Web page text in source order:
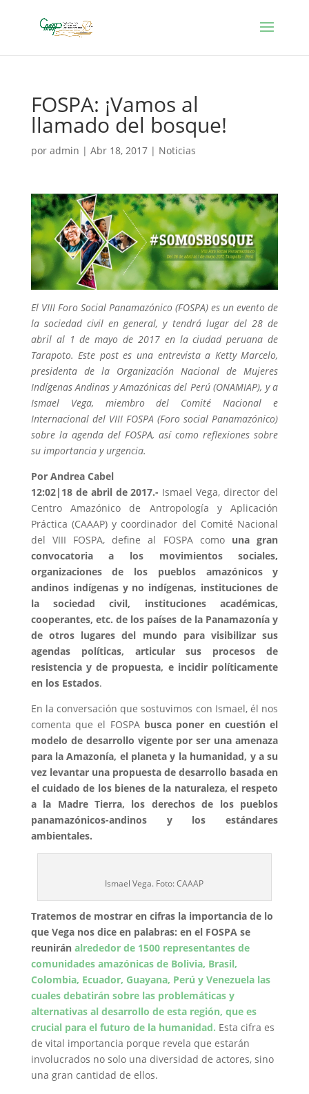
FOSPA: ¡Vamos al
llamado del bosque!
por admin | Abr 18, 2017| Noticias
El VIII Foro Social Panamazónico (FOSPA) es un evento de
la sociedad civil en general, y tendrá lugar del 28 de
abril al 1 de mayo de 2017 en la ciudad peruana de
Tarapoto. Este post es una entrevista a Ketty Marcelo,
presidenta de la Organización Nacional de Mujeres
Indígenas Andinas y Amazónicas del Perú (ONAMIAP), y a
Ismael Vega, miembro del Comité Nacional e
Internacional del VIII FOSPA (Foro social Panamazónico)
sobre la agenda del FOSPA, así como reflexiones sobre
su importancia y urgencia.
Por Andrea Cabel
12:02|18 de abril de 2017.- Ismael Vega, director del
Centro Amazónico de Antropología y Aplicación
Práctica (CAAAP) y coordinador del Comité Nacional
del VIII FOSPA, define al FOSPA comouna gran
convocatoria a los movimientos sociales,
organizaciones de los pueblos amazónicos y
andinos indígenas y no indígenas, instituciones de
la sociedad civil, instituciones académicas,
cooperantes, etc. de los países de la Panamazonía y
de otros lugares del mundo para visibilizar sus
agendas políticas, articular sus procesos de
resistencia y de propuesta, e incidir políticamente
en los Estados.
En la conversación que sostuvimos con Ismael, él nos
comenta que el FOSPA busca poner en cuestión el
modelo de desarrollo vigente por ser una amenaza
para la Amazonía, el planeta y la humanidad, y a su
vez levantar una propuesta de desarrollo basada en
el cuidado de los bienes de la naturaleza, el respeto
a la Madre Tierra, los derechos de los pueblos
panamazónicos-andinos y los estándares
ambientales.
Ismael Vega. Foto: CAAAP
Tratemos de mostrar en cifras la importancia de lo
que Vega nos dice en palabras: en el FOSPA se
reunirán alrededor de 1500 representantes de
comunidades amazónicas de Bolivia, Brasil,
Colombia, Ecuador, Guayana, Perú y Venezuela las
cuales debatirán sobre las problemáticas y
alternativas al desarrollo de esta región, que es
crucial para el futuro de la humanidad. Esta cifra es
de vital importancia porque revela que estarán
involucrados no solo una diversidad de actores, sino
una gran cantidad de ellos.